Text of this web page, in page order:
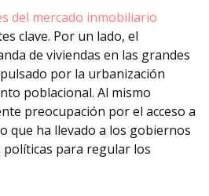
del mercado inmobiliario
clave. Por un lado, el
de viviendas en las grandes
por la urbanización
poblacional. Al mismo
preocupación por el acceso a
que ha llevado a los gobiernos
para regular los